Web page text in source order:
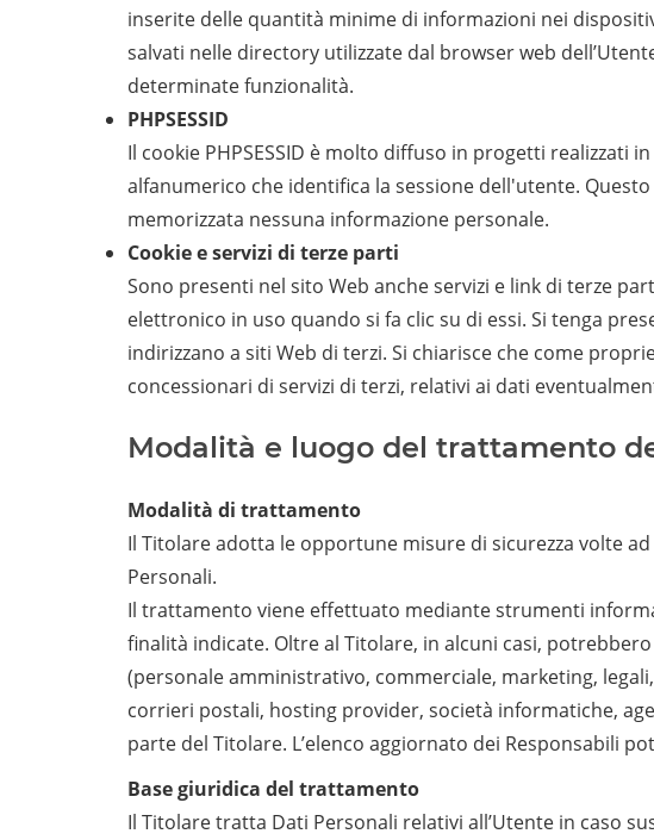
inserite delle quantità minime di informazioni nei
salvati nelle directory utilizzate dal browser web
determinate funzionalità.
PHPSESSID
Il cookie PHPSESSID è molto diffuso in progetti realizzati
alfanumerico che identifica la sessione dell'utente.
memorizzata nessuna informazione personale.
Cookie e servizi di terze parti
Sono presenti nel sito Web anche servizi e link di terze
elettronico in uso quando si fa clic su di essi. Si tenga
indirizzano a siti Web di terzi. Si chiarisce che come
concessionari di servizi di terzi, relativi ai dati
Modalità e luogo del trattamento
Modalità di trattamento
Il Titolare adotta le opportune misure di sicurezza volte
Personali.
Il trattamento viene effettuato mediante strumenti
finalità indicate. Oltre al Titolare, in alcuni casi,
(personale amministrativo, commerciale, marketing,
corrieri postali, hosting provider, società informatiche,
parte del Titolare. L’elenco aggiornato dei Responsabili
Base giuridica del trattamento
Il Titolare tratta Dati Personali relativi all’Utente in caso